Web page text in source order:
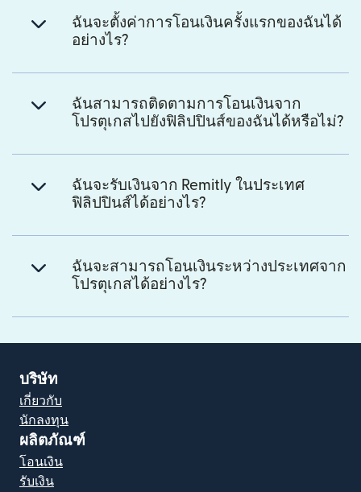
ฉันจะตั้งค่าการโอนเงินครั้งแรกของฉันได้
อย่างไร?
ฉันสามารถติดตามการโอนเงินจาก
โปรตุเกสไปยังฟิลิปปินส์ของฉันได้หรือไม่?
ฉันจะรับเงินจาก Remitly ในประเทศ
ฟิลิปปินส์ได้อย่างไร?
ฉันจะสามารถโอนเงินระหว่างประเทศจาก
โปรตุเกสได้อย่างไร?
บริษัท
เกี่ยวกับ
นักลงทุน
ผลิตภัณฑ์
โอนเงิน
รับเงิน